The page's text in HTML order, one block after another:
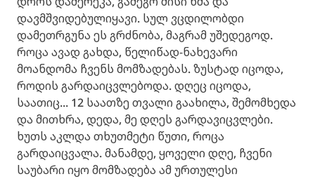
დავმშვიდებულიყავი. სულ ვცდილობდი
დამეთრგუნა ეს გრძნობა, მაგრამ უშედეგოდ.
როცა ავად გახდა, წელიწად-ნახევარი
მოანდომა ჩვენს მომზადებას. ზუსტად იცოდა,
როდის გარდაიცვლებოდა. დღეც იცოდა,
საათიც... 12 საათზე თვალი გაახილა, შემომხედა
და მითხრა, დედა, მე დღეს გარდავიცვლები.
ხუთს აკლდა თხუთმეტი წუთი, როცა
გარდაიცვალა. მანამდე, ყოველი დღე, ჩვენი
საუბარი იყო მომზადება ამ ურთულესი